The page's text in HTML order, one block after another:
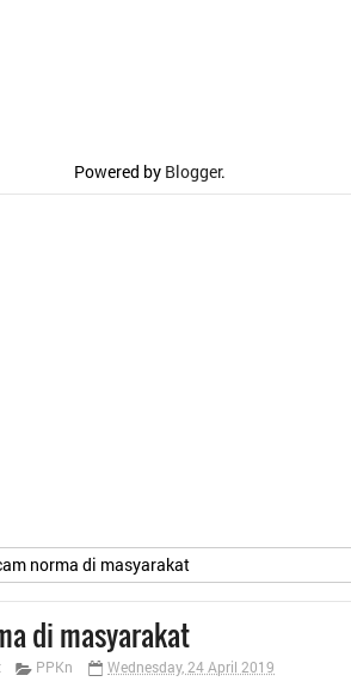
Powered by Blogger.
norma di masyarakat
di masyarakat
PPKn Wednesday, 24 April 2019